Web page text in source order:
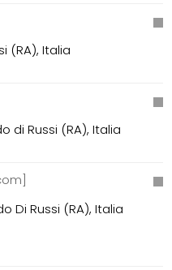
(RA), Italia
di Russi (RA), Italia
Di Russi (RA), Italia